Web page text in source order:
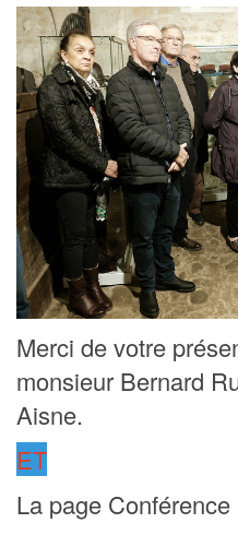
Merci de votre
monsieur Bernard
Aisne.
ET
La page